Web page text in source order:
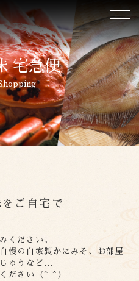
宅急便
ご自宅で
ください。
慢の自家製かにみそ、お部屋
ゅうなど…
ださい（^ ^）